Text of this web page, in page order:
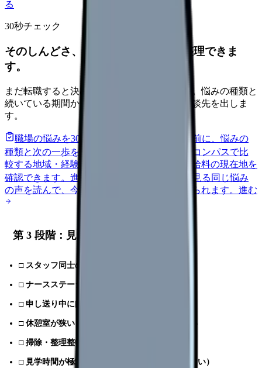
る
30秒チェック
そのしんどさ、転職すべきサインか整理できま
す。
まだ転職すると決めていなくても大丈夫です。悩みの種類と
続いている期間から、次に見るべき記事と相談先を出しま
す。
職場の悩みを30秒で診断
辞めるべきか迷う前に、悩みの
種類と次の一歩を整理します。
給料コンパスで比
較する地域・経験年数・施設形態から、今の給料の現在地を
確認できます。 進む 匿名掲示板で本音を見る 同じ悩み
の声を読んで、今の職場だけの問題か確かめられます。 進む
第 3 段階：見学時のチェック（6 項目）
□ スタッフ同士の挨拶・笑顔がない
□ ナースステーションの雰囲気が重苦しい
□ 申し送り中に師長が怒鳴っている
□ 休憩室が狭い・汚い・スタッフが使っていない
□ 掃除・整理整頓が行き届いていない
□ 見学時間が極端に短い（病棟を歩かせてくれない）